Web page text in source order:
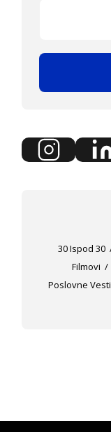
30 Ispod 30
Filmovi
Poslovne Vesti